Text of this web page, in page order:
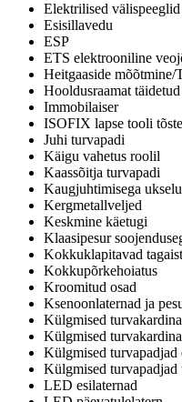
Elektrilised välispeeglid
Esisillavedu
ESP
ETS elektrooniline
Heitgaaside
Hooldusraamat täidetud
Immobilaiser
ISOFIX lapse tooli
Juhi turvapadi
Käigu vahetus roolil
Kaassõitja turvapadi
Kaugjuhtimisega
Kergmetallveljed
Keskmine käetugi
Klaasipesur
Kokkuklapitavad
Kokkupõrkehoiatus
Kroomitud osad
Ksenoonlaternad ja
Külgmised
Külgmised
Külgmised turvapadjad
Külgmised turvapadjad
LED esilaternad